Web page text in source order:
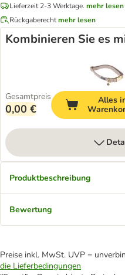
Lieferzeit 2-3 Werktage. mehr lesen
Rückgaberechtmehr lesen
Kombinieren Sie es
Gesamtpreis
0,00 €
Alles
Produktbeschreibung
Bewertung
Preise inkl. MwSt. UVP =
die Lieferbedingungen